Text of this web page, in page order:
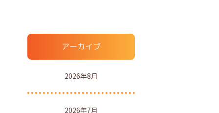
アーカイブ
2026年8月
2026年7月